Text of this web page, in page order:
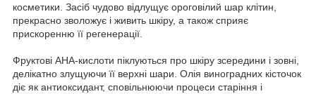
косметики. Засіб чудово відлущує ороговілий шар клітин,
прекрасно зволожує і живить шкіру, а також сприяє
прискоренню її регенерації.
Фруктові АНА-кислоти піклуються про шкіру зсередини і зовні,
делікатно злущуючи її верхні шари. Олія виноградних кісточок
діє як антиоксидант, сповільнюючи процеси старіння і